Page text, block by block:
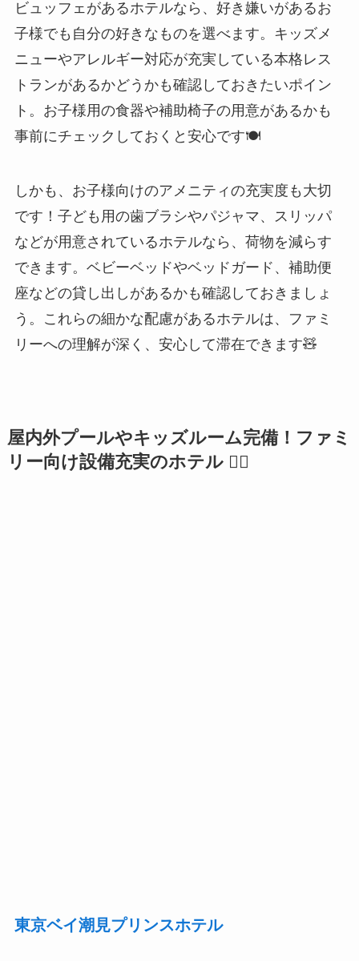
ビュッフェがあるホテルなら、好き嫌いがあるお
子様でも自分の好きなものを選べます。キッズメ
ニューやアレルギー対応が充実している本格レス
トランがあるかどうかも確認しておきたいポイン
ト。お子様用の食器や補助椅子の用意があるかも
事前にチェックしておくと安心です🍽️
しかも、お子様向けのアメニティの充実度も大切
です！子ども用の歯ブラシやパジャマ、スリッパ
などが用意されているホテルなら、荷物を減らす
できます。ベビーベッドやベッドガード、補助便
座などの貸し出しがあるかも確認しておきましょ
う。これらの細かな配慮があるホテルは、ファミ
リーへの理解が深く、安心して滞在できます🧸
屋内外プールやキッズルーム完備！ファミ
リー向け設備充実のホテル 🏊‍♀️
東京ベイ潮見プリンスホテル